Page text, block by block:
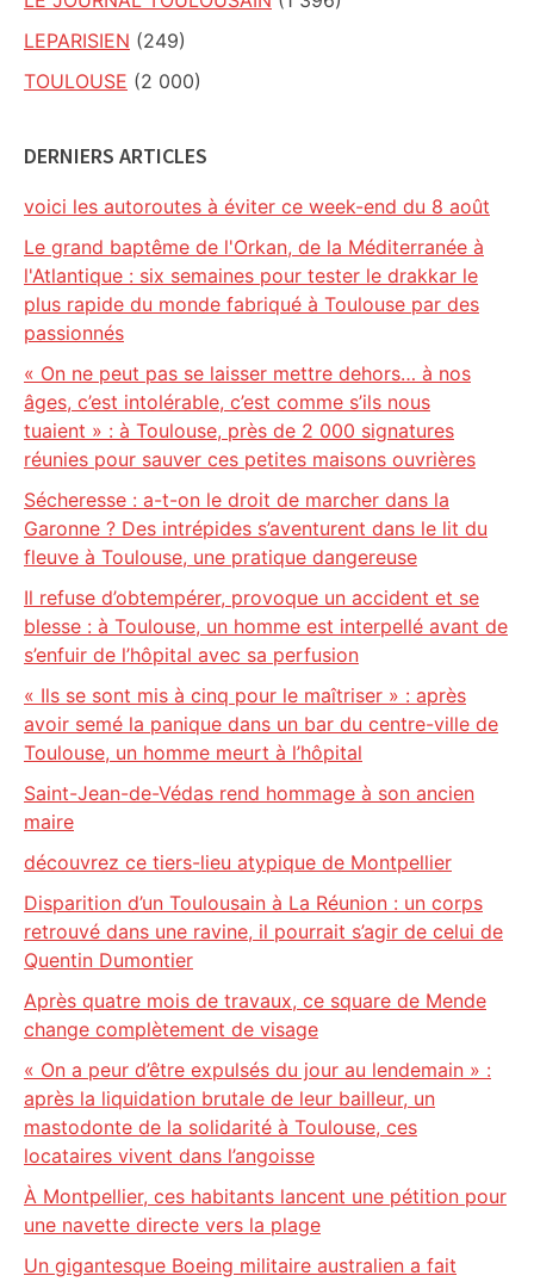
LEPARISIEN (249)
TOULOUSE (2 000)
DERNIERS ARTICLES
voici les autoroutes à éviter ce week-end du 8 août
Le grand baptême de l'Orkan, de la Méditerranée à
l'Atlantique : six semaines pour tester le drakkar le
plus rapide du monde fabriqué à Toulouse par des
passionnés
« On ne peut pas se laisser mettre dehors… à nos
âges, c’est intolérable, c’est comme s’ils nous
tuaient » : à Toulouse, près de 2 000 signatures
réunies pour sauver ces petites maisons ouvrières
Sécheresse : a-t-on le droit de marcher dans la
Garonne ? Des intrépides s’aventurent dans le lit du
fleuve à Toulouse, une pratique dangereuse
Il refuse d’obtempérer, provoque un accident et se
blesse : à Toulouse, un homme est interpellé avant de
s’enfuir de l’hôpital avec sa perfusion
« Ils se sont mis à cinq pour le maîtriser » : après
avoir semé la panique dans un bar du centre-ville de
Toulouse, un homme meurt à l’hôpital
Saint-Jean-de-Védas rend hommage à son ancien
maire
découvrez ce tiers-lieu atypique de Montpellier
Disparition d’un Toulousain à La Réunion : un corps
retrouvé dans une ravine, il pourrait s’agir de celui de
Quentin Dumontier
Après quatre mois de travaux, ce square de Mende
change complètement de visage
« On a peur d’être expulsés du jour au lendemain » :
après la liquidation brutale de leur bailleur, un
mastodonte de la solidarité à Toulouse, ces
locataires vivent dans l’angoisse
À Montpellier, ces habitants lancent une pétition pour
une navette directe vers la plage
Un gigantesque Boeing militaire australien a fait